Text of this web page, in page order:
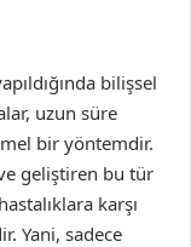
bilişsel
uzun süre
bir yöntemdir.
geliştiren bu tür
karşı
Yani, sadece